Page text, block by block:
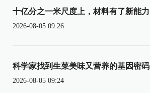
十亿分之一米尺度上，材料有了新能力
2026-08-05 09:26
科学家找到生菜美味又营养的基因密码
2026-08-05 09:24